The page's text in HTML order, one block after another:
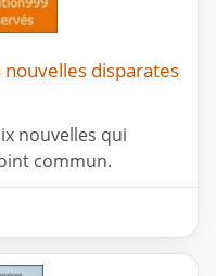
disparates
nouvelles qui
commun.